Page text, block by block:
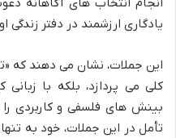
انجام انتخاب های آگاهانه
یادگاری ارزشمند در دفتر زندگی
کلی می پردازد، بلکه با زبانی
بینش های فلسفی و کاربردی
تأمل در این جملات، خود به